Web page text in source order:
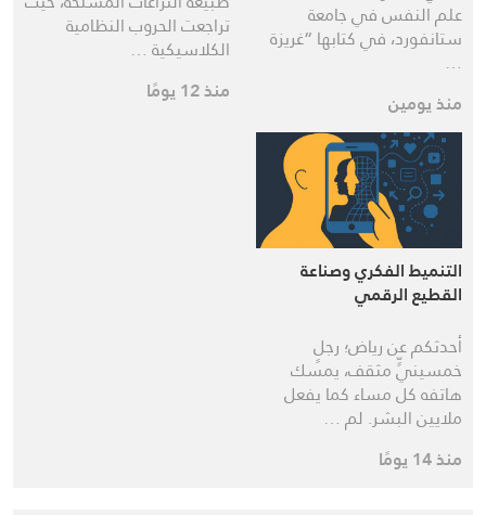
علم النفس في جامعة
ستانفورد، في كتابها “غريزة
…
منذ يومين
تراجعت الحروب النظامية
الكلاسيكية …
منذ 12 يومًا
التنميط الفكري وصناعة
القطيع الرقمي
أحدثكم عن رياض؛ رجلٍ
خمسينيٍّ مثقف، يمسك
هاتفه كل مساء كما يفعل
ملايين البشر. لم …
منذ 14 يومًا